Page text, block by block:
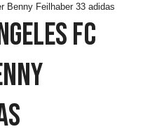
Benny Feilhaber 33 adidas
FC